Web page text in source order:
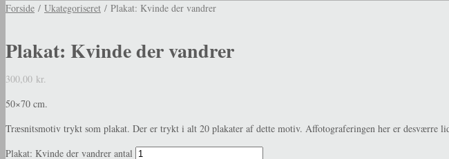
Forside / Ukategoriseret / Plakat: Kvinde der vandrer
Plakat: Kvinde der vandrer
300,00 kr.
50×70 cm.
Træsnitsmotiv trykt som plakat. Der er trykt i alt 20 plakater af dette motiv. Affotograferingen her er desværre
Plakat: Kvinde der vandrer antal